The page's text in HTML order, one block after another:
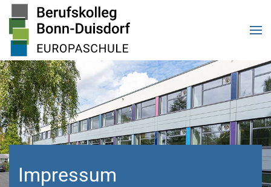
Zum Hauptinhalt springen
Impressum